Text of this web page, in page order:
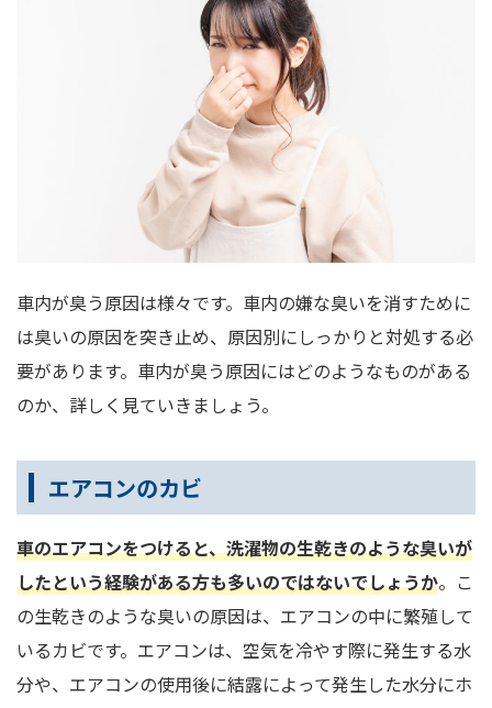
車内が臭う原因は様々です。車内の嫌な臭いを消すために
は臭いの原因を突き止め、原因別にしっかりと対処する必
要があります。車内が臭う原因にはどのようなものがある
のか、詳しく見ていきましょう。
エアコンのカビ
車のエアコンをつけると、洗濯物の生乾きのような臭いが
したという経験がある方も多いのではないでしょうか。こ
の生乾きのような臭いの原因は、エアコンの中に繁殖して
いるカビです。エアコンは、空気を冷やす際に発生する水
分や、エアコンの使用後に結露によって発生した水分にホ